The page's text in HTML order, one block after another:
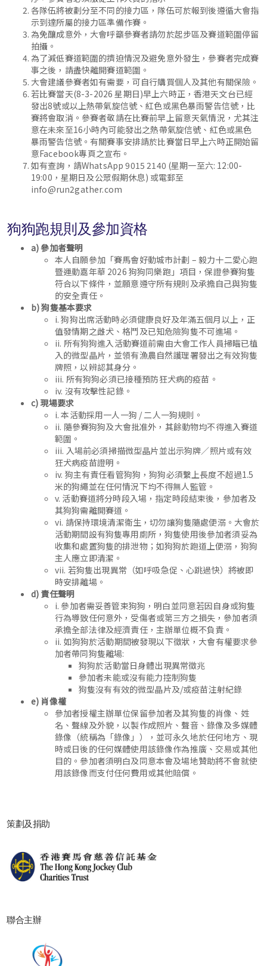
各隊伍將被劃分至不同的接力區，隊伍可於報到後遵循大會指
示到達所屬的接力區準備作賽。
為免釀成意外，大會呼籲參賽者請勿於起步區及賽道範圍停留
拍攝。
為了減低賽道範圍的擠迫情況及避免意外發生，參賽者完成賽
事之後，請盡快離開賽道範圍。
大會建議參賽者如有需要，可自行購買個人及其他有關保險。
若比賽當天(8-3-2026 星期日)早上六時正，香港天文台已經
發出8號或以上熱帶氣旋信號、紅色或黑色暴雨警告信號，比
賽將會取消。參賽者敬請在比賽前早上留意天氣情況，尤其注
意在未來至16小時內可能發出之熱帶氣旋信號、紅色或黑色
暴雨警告信號。有關賽事安排請於比賽當日早上六時正開始留
意Facebook專頁之宣布。
如有查詢，請WhatsApp 9015 2140 (星期一至六: 12:00-
19:00，星期日及公眾假期休息) 或電郵至
info@run2gather.com
狗狗跑規則及參加資格
a) 參加者聲明
本人自願參加「賽馬會好動城市計劃 – 毅力十二愛心跑
暨運動嘉年華 2026 狗狗同樂跑」項目，保證參賽狗隻
符合以下條件，並願意遵守所有規則及承擔自己與狗隻
的安全責任。
b) 狗隻基本要求
i. 狗狗出席活動時必須健康良好及年滿五個月以上，正
值發情期之雌犬、格鬥及已知危險狗隻不可進場。
ii. 所有狗狗進入活動賽道前需由大會工作人員掃瞄已植
入的微型晶片，並領有漁農自然護理署發出之有效狗隻
牌照，以辨認其身分。
iii. 所有狗狗必須已接種預防狂犬病的疫苗。
iv. 沒有攻擊性記錄。
c) 現場要求
i. 本活動採用一人一狗 / 二人一狗規則。
ii. 隨參賽狗狗及大會批准外，其餘動物均不得進入賽道
範圍。
iii. 入場前必須掃描微型晶片並出示狗牌／照片或有效
狂犬病疫苗證明。
iv. 狗主有責任看管狗狗，狗狗必須繫上長度不超過1.5
米的狗繩並在任何情況下均不得無人監管。
v. 活動賽道將分時段入場，指定時段結束後，參加者及
其狗狗需離開賽道。
vi. 請保持環境清潔衛生，切勿讓狗隻隨處便溺。大會於
活動期間設有狗隻專用廁所，狗隻使用後參加者須妥為
收集和處置狗隻的排泄物；如狗狗於跑道上便溺，狗狗
主人應立即清潔。
vii. 若狗隻出現異常（如呼吸急促、心跳過快）將被即
時安排離場。
d) 責任聲明
i. 參加者需妥善管束狗狗，明白並同意若因自身或狗隻
行為導致任何意外，受傷者或第三方之損失，參加者須
承擔全部法律及經濟責任，主辦單位概不負責。
ii. 如狗狗於活動期間被發現以下徵狀，大會有權要求參
加者帶同狗隻離場:
狗狗於活動當日身體出現異常徵兆
參加者未能或沒有能力控制狗隻
狗隻沒有有效的微型晶片及/或疫苗注射紀錄
e) 肖像權
參加者授權主辦單位保留參加者及其狗隻的肖像、姓
名、聲線及外貌，以製作成照片、聲音、錄像及多媒體
錄像（統稱為「錄像」），並可永久地於任何地方、現
時或日後的任何媒體使用該錄像作為推廣、交易或其他
目的。參加者須明白及同意本會及場地贊助將不會就使
用該錄像而支付任何費用或其他賠償。
策劃及捐助
聯合主辦